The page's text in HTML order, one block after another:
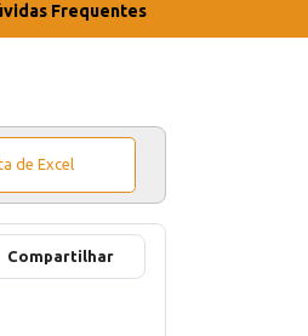
Frequentes
de Excel
Compartilhar